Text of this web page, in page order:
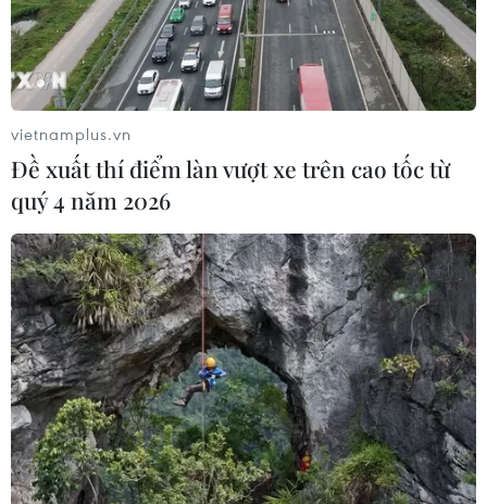
vietnamplus.vn
Đề xuất thí điểm làn vượt xe trên cao tốc từ
quý 4 năm 2026